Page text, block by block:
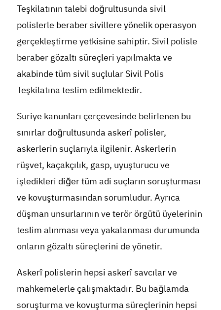
Teşkilatının talebi doğrultusunda sivil
polislerle beraber sivillere yönelik operasyon
gerçekleştirme yetkisine sahiptir. Sivil polisle
beraber gözaltı süreçleri yapılmakta ve
akabinde tüm sivil suçlular Sivil Polis
Teşkilatına teslim edilmektedir.
Suriye kanunları çerçevesinde belirlenen bu
sınırlar doğrultusunda askerî polisler,
askerlerin suçlarıyla ilgilenir. Askerlerin
rüşvet, kaçakçılık, gasp, uyuşturucu ve
işledikleri diğer tüm adi suçların soruşturması
ve kovuşturmasından sorumludur. Ayrıca
düşman unsurlarının ve terör örgütü üyelerinin
teslim alınması veya yakalanması durumunda
onların gözaltı süreçlerini de yönetir.
Askerî polislerin hepsi askerî savcılar ve
mahkemelerle çalışmaktadır. Bu bağlamda
soruşturma ve kovuşturma süreçlerinin hepsi